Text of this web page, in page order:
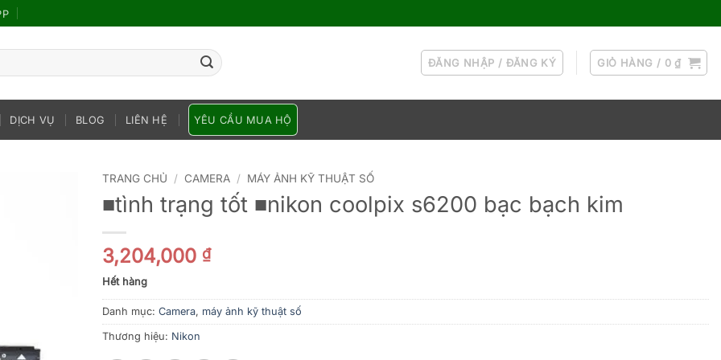
ĐĂNG NHẬP / ĐĂNG KÝ GIỎ HÀNG / 0 ₫
DỊCH VỤ BLOG LIÊN HỆ YÊU CẦU MUA HỘ
TRANG CHỦ / CAMERA / MÁY ẢNH KỸ THUẬT SỐ
■tình trạng tốt ■nikon coolpix s6200 bạc bạch kim
3,204,000 ₫
Hết hàng
Danh mục: Camera, máy ảnh kỹ thuật số
Thương hiệu: Nikon